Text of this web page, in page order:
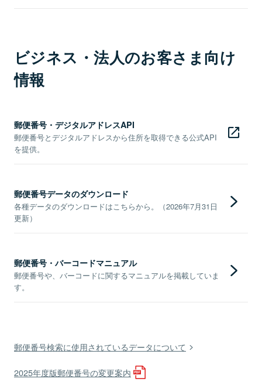
ビジネス・法人のお客さま向け
情報
郵便番号・デジタルアドレスAPI
郵便番号とデジタルアドレスから住所を取得できる公式API
を提供。
郵便番号データのダウンロード
各種データのダウンロードはこちらから。（2026年7月31日
更新）
郵便番号・バーコードマニュアル
郵便番号や、バーコードに関するマニュアルを掲載していま
す。
郵便番号検索に使用されているデータについて
2025年度版郵便番号の変更案内